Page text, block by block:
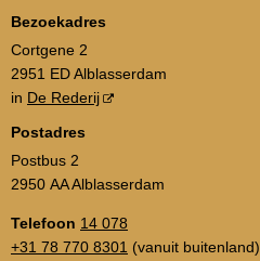
Bezoekadres
Cortgene 2
2951 ED Alblasserdam
in De Rederij
Postadres
Postbus 2
2950 AA Alblasserdam
Telefoon 14 078
+31 78 770 8301 (vanuit buitenland)